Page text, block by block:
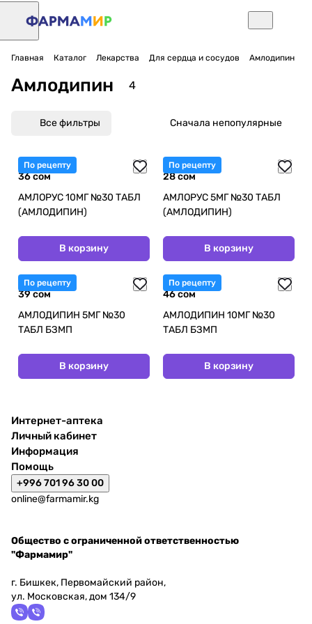
Главная Каталог Лекарства Для сердца и сосудов Амлодипин
Амлодипин 4
Все фильтры Сначала непопулярные
По рецепту
36 сом
АМЛОРУС 10МГ №30 ТАБЛ
(АМЛОДИПИН)
В корзину
По рецепту
28 сом
АМЛОРУС 5МГ №30 ТАБЛ
(АМЛОДИПИН)
В корзину
По рецепту
39 сом
АМЛОДИПИН 5МГ №30
ТАБЛ БЗМП
В корзину
По рецепту
46 сом
АМЛОДИПИН 10МГ №30
ТАБЛ БЗМП
В корзину
Интернет-аптека
Личный кабинет
Информация
Помощь
+996 701 96 30 00
online@farmamir.kg
Общество с ограниченной ответственностью
"Фармамир"
г. Бишкек, Первомайский район,
ул. Московская, дом 134/9